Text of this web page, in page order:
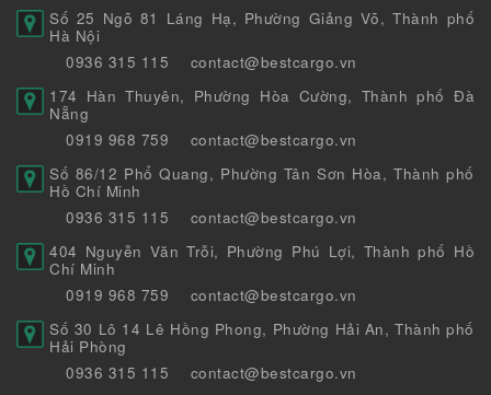
Số 25 Ngõ 81 Láng Hạ, Phường Giảng Võ, Thành phố
Hà Nội
0936 315 115
contact@bestcargo.vn
174 Hàn Thuyên, Phường Hòa Cường, Thành phố Đà
Nẵng
0919 968 759
contact@bestcargo.vn
Số 86/12 Phổ Quang, Phường Tân Sơn Hòa, Thành phố
Hồ Chí Minh
0936 315 115
contact@bestcargo.vn
404 Nguyễn Văn Trỗi, Phường Phú Lợi, Thành phố Hồ
Chí Minh
0919 968 759
contact@bestcargo.vn
Số 30 Lô 14 Lê Hồng Phong, Phường Hải An, Thành phố
Hải Phòng
0936 315 115
contact@bestcargo.vn